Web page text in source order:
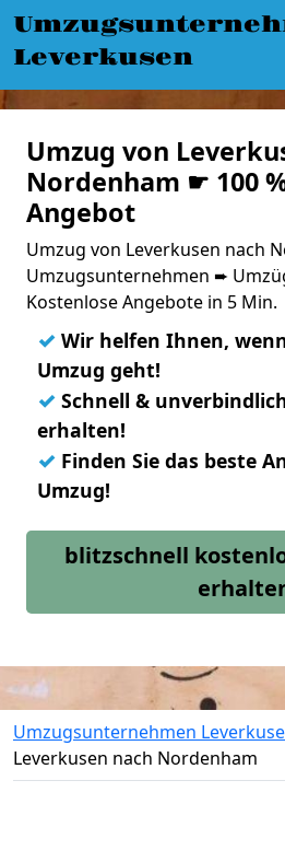
Leverkusen
Umzug von
Nordenham ☛ 100
Angebot
Umzug von Leverkusen nach
Umzugsunternehmen ➨
Kostenlose Angebote in 5 Min.
✓ Wir helfen Ihnen,
Umzug geht!
✓ Schnell &
erhalten!
✓ Finden Sie das beste
Umzug!
blitzschnell
Umzugsunternehmen
Leverkusen nach Nordenham